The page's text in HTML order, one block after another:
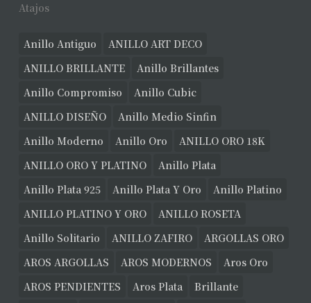
Atajos
Anillo Antiguo
ANILLO ART DECO
ANILLO BRILLANTE
Anillo Brillantes
Anillo Compromiso
Anillo Cubic
ANILLO DISEÑO
Anillo Medio Sinfin
Anillo Moderno
Anillo Oro
ANILLO ORO 18K
ANILLO ORO Y PLATINO
Anillo Plata
Anillo Plata 925
Anillo Plata Y Oro
Anillo Platino
ANILLO PLATINO Y ORO
ANILLO ROSETA
Anillo Solitario
ANILLO ZAFIRO
ARGOLLAS ORO
AROS ARGOLLAS
AROS MODERNOS
Aros Oro
AROS PENDIENTES
Aros Plata
Brillante